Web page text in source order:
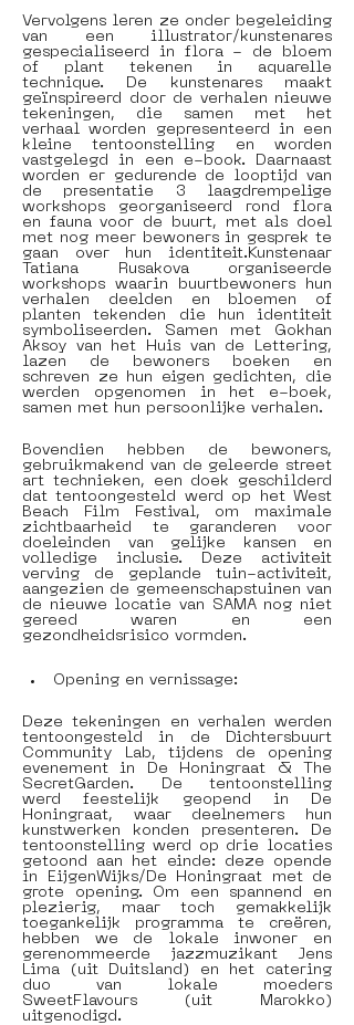
Vervolgens leren ze onder begeleiding
van een illustrator/kunstenares
gespecialiseerd in flora - de bloem
of plant tekenen in aquarelle
technique. De kunstenares maakt
geïnspireerd door de verhalen nieuwe
tekeningen, die samen met het
verhaal worden gepresenteerd in een
kleine tentoonstelling en worden
vastgelegd in een e-book. Daarnaast
worden er gedurende de looptijd van
de presentatie 3 laagdrempelige
workshops georganiseerd rond flora
en fauna voor de buurt, met als doel
met nog meer bewoners in gesprek te
gaan over hun identiteit.Kunstenaar
Tatiana Rusakova organiseerde
workshops waarin buurtbewoners hun
verhalen deelden en bloemen of
planten tekenden die hun identiteit
symboliseerden. Samen met Gokhan
Aksoy van het Huis van de Lettering,
lazen de bewoners boeken en
schreven ze hun eigen gedichten, die
werden opgenomen in het e-boek,
samen met hun persoonlijke verhalen.
Bovendien hebben de bewoners,
gebruikmakend van de geleerde street
art technieken, een doek geschilderd
dat tentoongesteld werd op het West
Beach Film Festival, om maximale
zichtbaarheid te garanderen voor
doeleinden van gelijke kansen en
volledige inclusie. Deze activiteit
verving de geplande tuin-activiteit,
aangezien de gemeenschapstuinen van
de nieuwe locatie van SAMA nog niet
gereed waren en een
gezondheidsrisico vormden.
Opening en vernissage:
Deze tekeningen en verhalen werden
tentoongesteld in de Dichtersbuurt
Community Lab, tijdens de opening
evenement in De Honingraat & The
SecretGarden. De tentoonstelling
werd feestelijk geopend in De
Honingraat, waar deelnemers hun
kunstwerken konden presenteren. De
tentoonstelling werd op drie locaties
getoond aan het einde: deze opende
in EijgenWijks/De Honingraat met de
grote opening. Om een spannend en
plezierig, maar toch gemakkelijk
toegankelijk programma te creëren,
hebben we de lokale inwoner en
gerenommeerde jazzmuzikant Jens
Lima (uit Duitsland) en het catering
duo van lokale moeders
SweetFlavours (uit Marokko)
uitgenodigd.